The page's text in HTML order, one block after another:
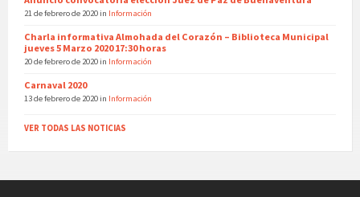
21 de febrero de 2020 in Información
Charla informativa Almohada del Corazón – Biblioteca Municipal
jueves 5 Marzo 2020 17:30 horas
20 de febrero de 2020 in Información
Carnaval 2020
13 de febrero de 2020 in Información
VER TODAS LAS NOTICIAS